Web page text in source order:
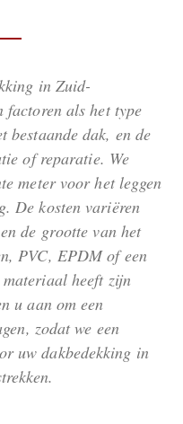
in Zuid-
factoren als het type
bestaande dak, en de
of reparatie. We
meter voor het leggen
De kosten variëren
de grootte van het
PVC, EPDM of een
heeft zijn
u aan om een
zodat we een
uw dakbedekking in